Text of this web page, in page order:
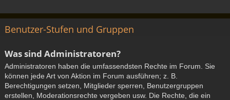
Benutzer-Stufen und Gruppen
Was sind Administratoren?
Administratoren haben die umfassendsten Rechte im Forum. Sie
können jede Art von Aktion im Forum ausführen; z. B.
Berechtigungen setzen, Mitglieder sperren, Benutzergruppen
erstellen, Moderationsrechte vergeben usw. Die Rechte, die ein